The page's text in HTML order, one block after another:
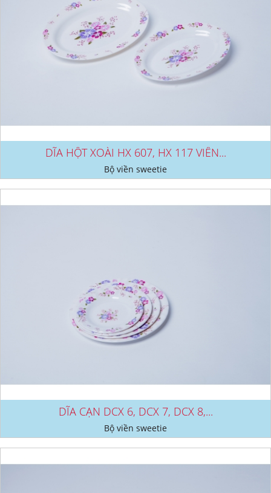
DĨA HỘT XOÀI HX 607, HX 117 VIỀN...
Bộ viền sweetie
DĨA CẠN DCX 6, DCX 7, DCX 8,...
Bộ viền sweetie